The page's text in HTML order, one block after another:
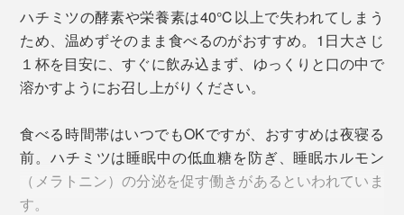
です。
働き者のミツバチがその一生で集めるハチミツの量はス
プーン１杯程度。遥か彼方、ジョージアの森の営みに思
ハチミツの酵素や栄養素は40℃以上で失われてしまう
ため、温めずそのまま食べるのがおすすめ。1日大さじ
１杯を目安に、すぐに飲み込まず、ゆっくりと口の中で
溶かすようにお召し上がりください。
食べる時間帯はいつでもOKですが、おすすめは夜寝る
前。ハチミツは睡眠中の低血糖を防ぎ、睡眠ホルモン
（メラトニン）の分泌を促す働きがあるといわれていま
す。